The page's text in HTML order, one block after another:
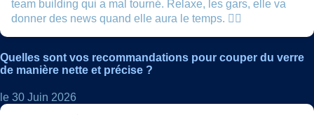
team building qui a mal tourné. Relaxe, les gars, elle va
donner des news quand elle aura le temps. 🧘‍♀️
Quelles sont vos recommandations pour couper du verre
de manière nette et précise ?
le 30 Juin 2026